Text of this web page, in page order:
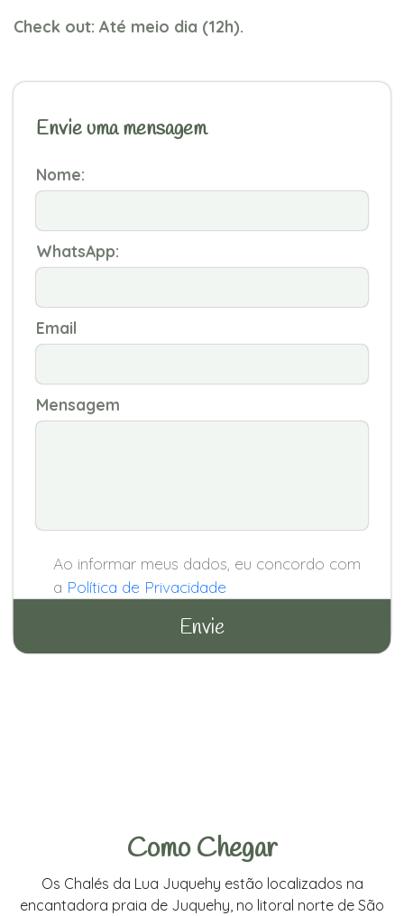
Check out: Até meio dia (12h).
Envie uma mensagem
Nome:
WhatsApp:
Email
Mensagem
Ao informar meus dados, eu concordo com
a Política de Privacidade
Como Chegar
Os Chalés da Lua Juquehy estão localizados na
encantadora praia de Juquehy, no litoral norte de São